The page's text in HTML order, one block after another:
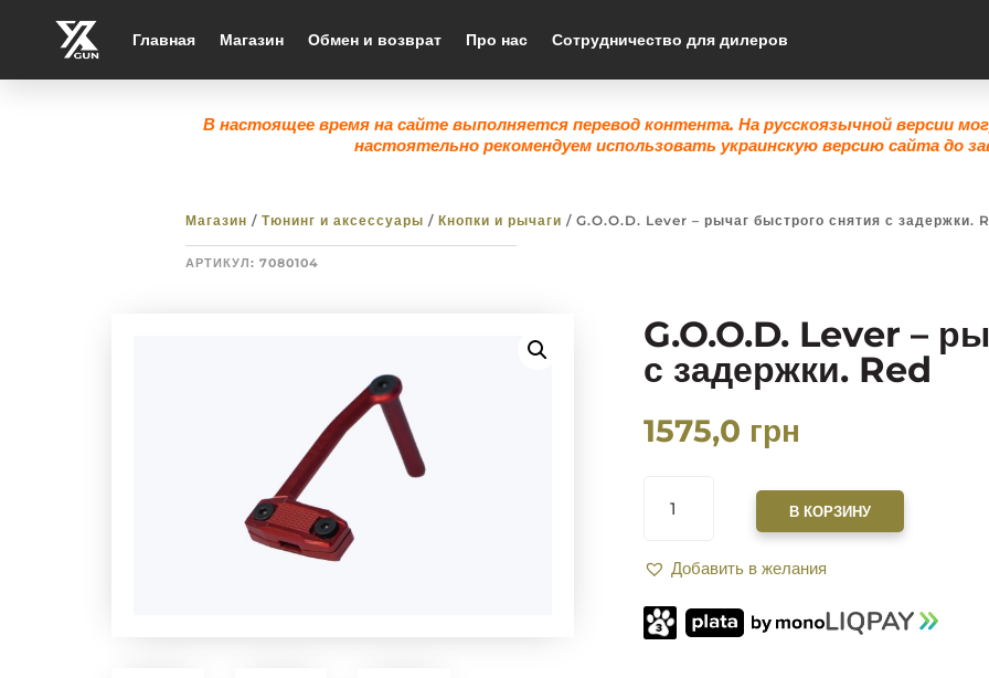
Главная Магазин Обмен и возврат Про нас Сотрудничество для дилеров
В настоящее время на сайте выполняется перевод контента. На русскоязычной версии
настоятельно рекомендуем использовать украинскую версию сайта до
Магазин / Тюнинг и аксессуары / Кнопки и рычаги / G.O.O.D. Lever – рычаг быстрого снятия с задержки.
АРТИКУЛ: 7080104
G.O.O.D. Lever –
с задержки. Red
1575,0 грн
ТОВАРА
–
БЫСТРОГО
СНЯТИЯ
В КОРЗИНУ
Добавить в желания